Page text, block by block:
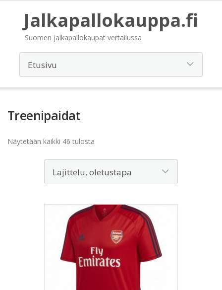
Jalkapallokauppa.fi
Suomen jalkapallokaupat vertailussa
Treenipaidat
Näytetään kaikki 46 tulosta